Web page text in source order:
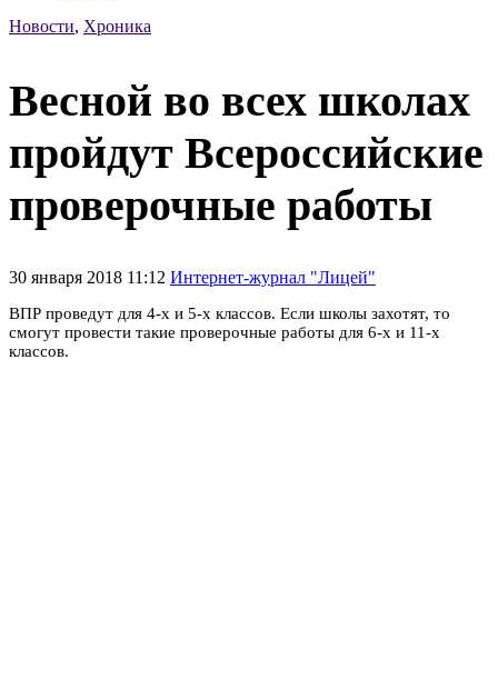
Новости, Хроника
Весной во всех школах
пройдут Всероссийские
проверочные работы
30 января 2018 11:12 Интернет-журнал "Лицей"
ВПР проведут для 4-х и 5-х классов. Если школы захотят, то
смогут провести такие проверочные работы для 6-х и 11-х
классов.